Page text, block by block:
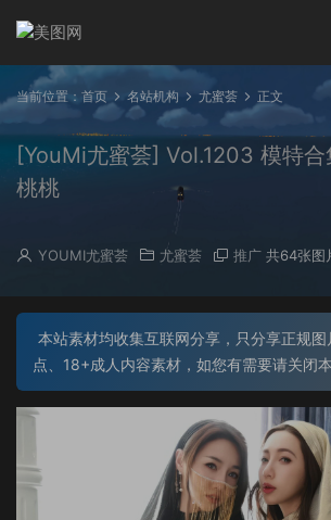
当前位置： 首页 名站机构 尤蜜荟 正文
[YouMi尤蜜荟] Vol.1203 模特
桃桃
YOUMI尤蜜荟 尤蜜荟 推广 共64张图
本站素材均收集互联网分享，只分享正规
点、18+成人内容素材，如您有需要请关闭